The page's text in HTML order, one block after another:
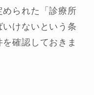
られた「診療所
けないという条
確認しておきま